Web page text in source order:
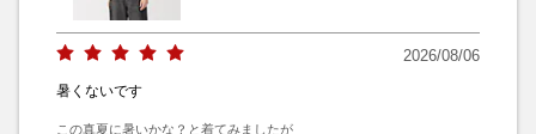
2026/08/06
暑くないです
この真夏に暑いかな？と着てみましたが